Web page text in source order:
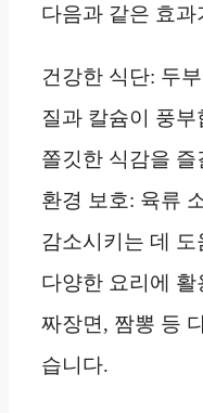
다음과 같은 효과
건강한 식단: 두
질과 칼슘이 풍
쫄깃한 식감을
환경 보호: 육류
감소시키는 데 도
다양한 요리에
짜장면, 짬뽕 등
습니다.